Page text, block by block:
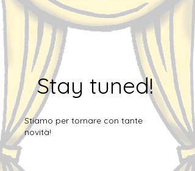
Stay tuned!
Stiamo per tornare con tante
novità!